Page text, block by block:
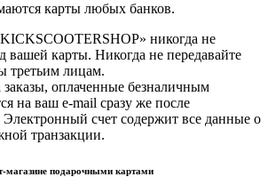
карты любых банков.
никогда не
вашей карты. Никогда не передавайте
третьим лицам.
оплаченные безналичным
на ваш e-mail сразу же после
счет содержит все данные о
транзакции.
магазине подарочными картами